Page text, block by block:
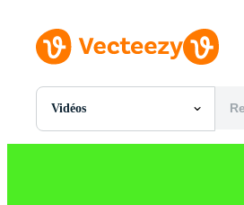
Vidéos
Toutes Images